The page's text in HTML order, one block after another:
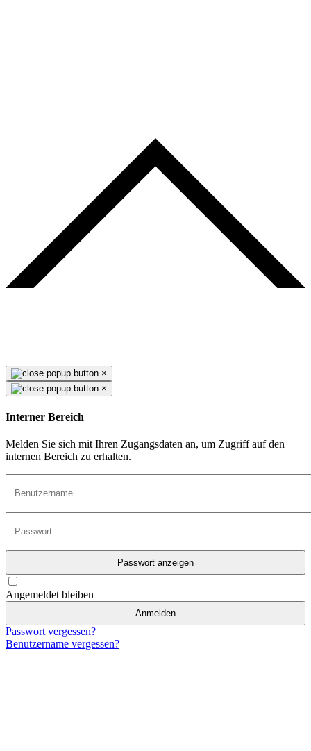
×
×
Interner Bereich
Melden Sie sich mit Ihren Zugangsdaten an, um Zugriff auf den
internen Bereich zu erhalten.
Passwort anzeigen
Angemeldet bleiben
Anmelden
Passwort vergessen?
Benutzername vergessen?